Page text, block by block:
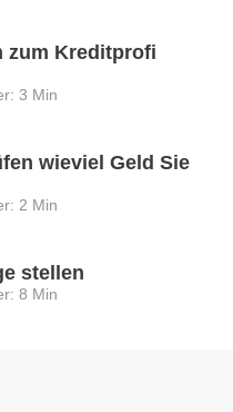
zum Kreditprofi
3 Min
wieviel Geld Sie
2 Min
stellen
8 Min